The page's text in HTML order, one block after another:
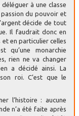
à une classe
du pouvoir et
décide de tout
Il faudrait donc en
en particulier celles
qu’une monarchie
rien ne va changer
a décidé ainsi. La
roi. C’est que le
l’histoire : aucune
n’a été faite après